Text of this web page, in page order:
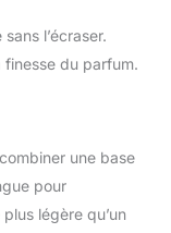
l’écraser.
du parfum.
une base
pour
légère qu’un